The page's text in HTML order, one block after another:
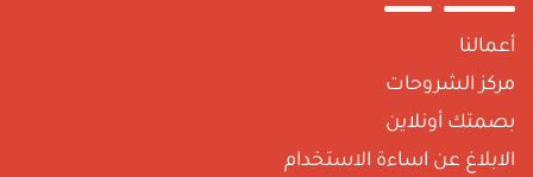
أعمالنا
مركز الشروحات
بصمتك أونلاين
الابلاغ عن اساءة الاستخدام